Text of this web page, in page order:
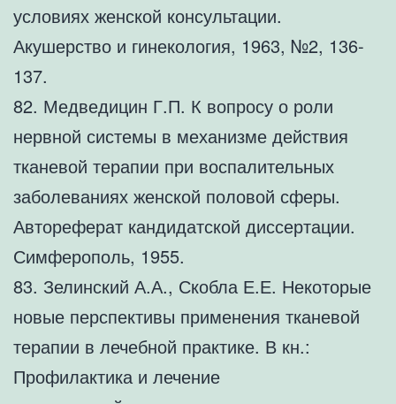
условиях женской консультации.
Акушерство и гинекология, 1963, №2, 136-
137.
82. Медведицин Г.П. К вопросу о роли
нервной системы в механизме действия
тканевой терапии при воспалительных
заболеваниях женской половой сферы.
Автореферат кандидатской диссертации.
Симферополь, 1955.
83. Зелинский А.А., Скобла Е.Е. Некоторые
новые перспективы применения тканевой
терапии в лечебной практике. В кн.:
Профилактика и лечение